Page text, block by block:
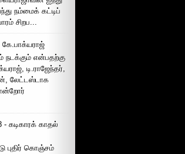
நம்மைக் கட்டிப்
சிறப...
நடக்கும் என்பதற்கு
டி.ராஜேந்தர்,
லேட்டஸ்டாக
- கடிகாரக் காதல்
புதிர் கொஞ்சம்